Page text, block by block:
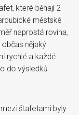
které běhají 2
městské
naprostá rovina,
nějaký
rychlé a každé
do výsledků
štafetami byly